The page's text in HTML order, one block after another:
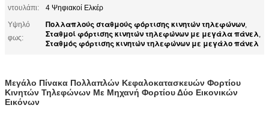
ντουλάπι:
4 Ψηφιακοί Ελκέρ
Υψηλό
φως:
Πολλαπλούς σταθμούς φόρτισης κινητών τηλεφώνων,
Σταθμοί φόρτισης κινητών τηλεφώνων με μεγάλα πάνελ,
Σταθμός φόρτισης κινητών τηλεφώνων με μεγάλο πάνελ
Μεγάλο Πίνακα Πολλαπλών Κεφαλοκατασκευών Φορτίου
Κινητών Τηλεφώνων Με Μηχανή Φορτίου Δύο Εικονικών
Εικόνων